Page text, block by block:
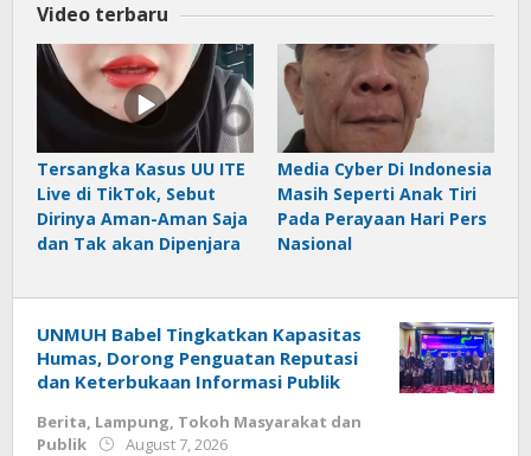
Video terbaru
Tersangka Kasus UU ITE
Live di TikTok, Sebut
Dirinya Aman-Aman Saja
dan Tak akan Dipenjara
Media Cyber Di Indonesia
Masih Seperti Anak Tiri
Pada Perayaan Hari Pers
Nasional
UNMUH Babel Tingkatkan Kapasitas
Humas, Dorong Penguatan Reputasi
dan Keterbukaan Informasi Publik
Berita, Lampung, Tokoh Masyarakat dan
Publik
August 7, 2026